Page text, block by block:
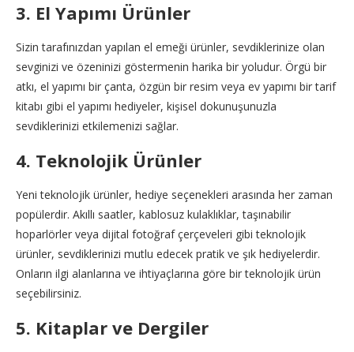
3. El Yapımı Ürünler
Sizin tarafınızdan yapılan el emeği ürünler, sevdiklerinize olan
sevginizi ve özeninizi göstermenin harika bir yoludur. Örgü bir
atkı, el yapımı bir çanta, özgün bir resim veya ev yapımı bir tarif
kitabı gibi el yapımı hediyeler, kişisel dokunuşunuzla
sevdiklerinizi etkilemenizi sağlar.
4. Teknolojik Ürünler
Yeni teknolojik ürünler, hediye seçenekleri arasında her zaman
popülerdir. Akıllı saatler, kablosuz kulaklıklar, taşınabilir
hoparlörler veya dijital fotoğraf çerçeveleri gibi teknolojik
ürünler, sevdiklerinizi mutlu edecek pratik ve şık hediyelerdir.
Onların ilgi alanlarına ve ihtiyaçlarına göre bir teknolojik ürün
seçebilirsiniz.
5. Kitaplar ve Dergiler